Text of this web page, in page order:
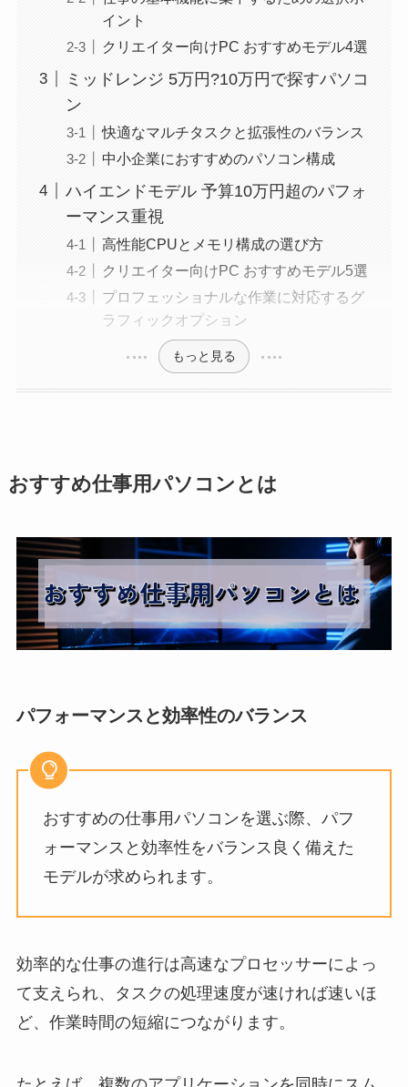
イント
クリエイター向けPC おすすめモデル4選
ミッドレンジ 5万円?10万円で探すパソコ
ン
快適なマルチタスクと拡張性のバランス
中小企業におすすめのパソコン構成
ハイエンドモデル 予算10万円超のパフォ
ーマンス重視
高性能CPUとメモリ構成の選び方
クリエイター向けPC おすすめモデル5選
プロフェッショナルな作業に対応するグ
ラフィックオプション
もっと見る
おすすめ仕事用パソコンとは
パフォーマンスと効率性のバランス
おすすめの仕事用パソコンを選ぶ際、パフ
ォーマンスと効率性をバランス良く備えた
モデルが求められます。
効率的な仕事の進行は高速なプロセッサーによっ
て支えられ、タスクの処理速度が速ければ速いほ
ど、作業時間の短縮につながります。